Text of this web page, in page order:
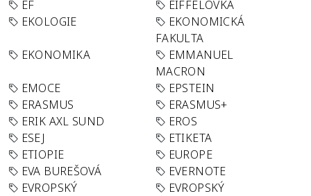
EF
EIFFELOVKA
EKOLOGIE
EKONOMICKÁ
FAKULTA
EKONOMIKA
EMMANUEL
MACRON
EMOCE
EPSTEIN
ERASMUS
ERASMUS+
ERIK AXL SUND
EROS
ESEJ
ETIKETA
ETIOPIE
EUROPE
EVA BUREŠOVÁ
EVERNOTE
EVROPSKÝ
EVROPSKÝ